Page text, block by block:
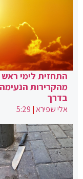
התחזית לימי
מהקרירות
בדרך
אלי שפירא|
5:29